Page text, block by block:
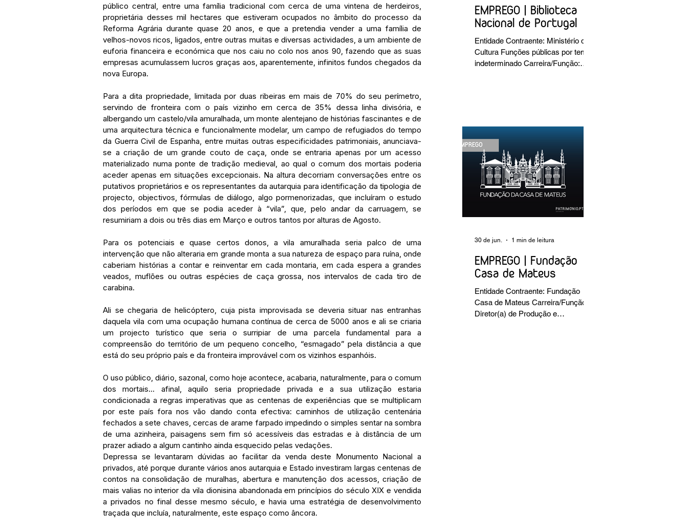
público central, entre uma família tradicional com cerca de uma vintena de herdeiros,
proprietária desses mil hectares que estiveram ocupados no âmbito do processo da
Reforma Agrária durante quase 20 anos, e que a pretendia vender a uma família de
velhos-novos ricos, ligados, entre outras muitas e diversas actividades, a um ambiente de
euforia financeira e económica que nos caiu no colo nos anos 90, fazendo que as suas
empresas acumulassem lucros graças aos, aparentemente, infinitos fundos chegados da
nova Europa.
Para a dita propriedade, limitada por duas ribeiras em mais de 70% do seu perímetro,
servindo de fronteira com o país vizinho em cerca de 35% dessa linha divisória, e
albergando um castelo/vila amuralhada, um monte alentejano de histórias fascinantes e de
uma arquitectura técnica e funcionalmente modelar, um campo de refugiados do tempo
da Guerra Civil de Espanha, entre muitas outras especificidades patrimoniais, anunciava-
se a criação de um grande couto de caça, onde se entraria apenas por um acesso
materializado numa ponte de tradição medieval, ao qual o comum dos mortais poderia
aceder apenas em situações excepcionais. Na altura decorriam conversações entre os
putativos proprietários e os representantes da autarquia para identificação da tipologia de
projecto, objectivos, fórmulas de diálogo, algo pormenorizadas, que incluíram o estudo
dos períodos em que se podia aceder à “vila”, que, pelo andar da carruagem, se
resumiriam a dois ou três dias em Março e outros tantos por alturas de Agosto.
Para os potenciais e quase certos donos, a vila amuralhada seria palco de uma
intervenção que não alteraria em grande monta a sua natureza de espaço para ruína, onde
caberiam histórias a contar e reinventar em cada montaria, em cada espera a grandes
veados, muflões ou outras espécies de caça grossa, nos intervalos de cada tiro de
carabina.
Ali se chegaria de helicóptero, cuja pista improvisada se deveria situar nas entranhas
daquela vila com uma ocupação humana contínua de cerca de 5000 anos e ali se criaria
um projecto turístico que seria o surripiar de uma parcela fundamental para a
compreensão do território de um pequeno concelho, “esmagado” pela distância a que
está do seu próprio país e da fronteira improvável com os vizinhos espanhóis.
O uso público, diário, sazonal, como hoje acontece, acabaria, naturalmente, para o comum
dos mortais… afinal, aquilo seria propriedade privada e a sua utilização estaria
condicionada a regras imperativas que as centenas de experiências que se multiplicam
por este país fora nos vão dando conta efectiva: caminhos de utilização centenária
fechados a sete chaves, cercas de arame farpado impedindo o simples sentar na sombra
de uma azinheira, paisagens sem fim só acessíveis das estradas e à distância de um
prazer adiado a algum cantinho ainda esquecido pelas vedações.
Depressa se levantaram dúvidas ao facilitar da venda deste Monumento Nacional a
privados, até porque durante vários anos autarquia e Estado investiram largas centenas de
contos na consolidação de muralhas, abertura e manutenção dos acessos, criação de
mais valias no interior da vila dionisina abandonada em princípios do século XIX e vendida
a privados no final desse mesmo século, e havia uma estratégia de desenvolvimento
traçada que incluía, naturalmente, este espaço como âncora.
EMPREGO | Biblioteca
Nacional de Portugal
Entidade Contraente: Ministério da
Cultura Funções públicas por tempo
indeterminado Carreira/Função:
espécies bibliográficas
intervencionadas; execução dos
programas de conservação
preventiva; produção de fichas de
tratamento e registo fotográfico das
intervenções; apoio a exposições i
EMPREGO | Fundação
Casa de Mateus
Entidade Contraente: Fundação
Casa de Mateus Carreira/Função:
Diretor(a) de Produção e
30 de jun. 1 min de leitura